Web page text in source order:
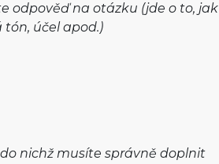
odpověď na otázku (jde o to, jak
účel apod.)
nichž musíte správně doplnit